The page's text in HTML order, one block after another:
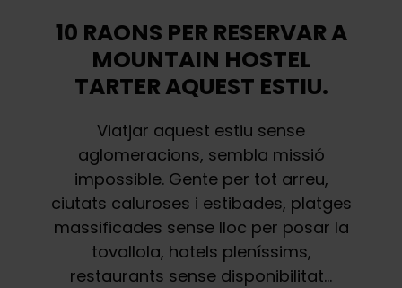
10 RAONS PER RESERVAR A
MOUNTAIN HOSTEL
TARTER AQUEST ESTIU.
Viatjar aquest estiu sense
aglomeracions, sembla missió
impossible. Gente per tot arreu,
ciutats caluroses i estibades, platges
massificades sense lloc per posar la
tovallola, hotels pleníssims,
restaurants sense disponibilitat…